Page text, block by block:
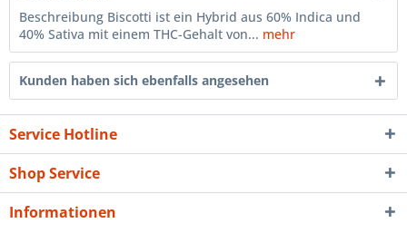
Beschreibung Biscotti ist ein Hybrid aus 60% Indica und
40% Sativa mit einem THC-Gehalt von... mehr
Kunden haben sich ebenfalls angesehen
Service Hotline
Shop Service
Informationen